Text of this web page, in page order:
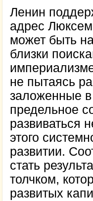
Ленин
адрес
может быть
близки
не пытаясь
заложенные
предельное
развиваться
этого
развитии.
стать
толчком,
развитых